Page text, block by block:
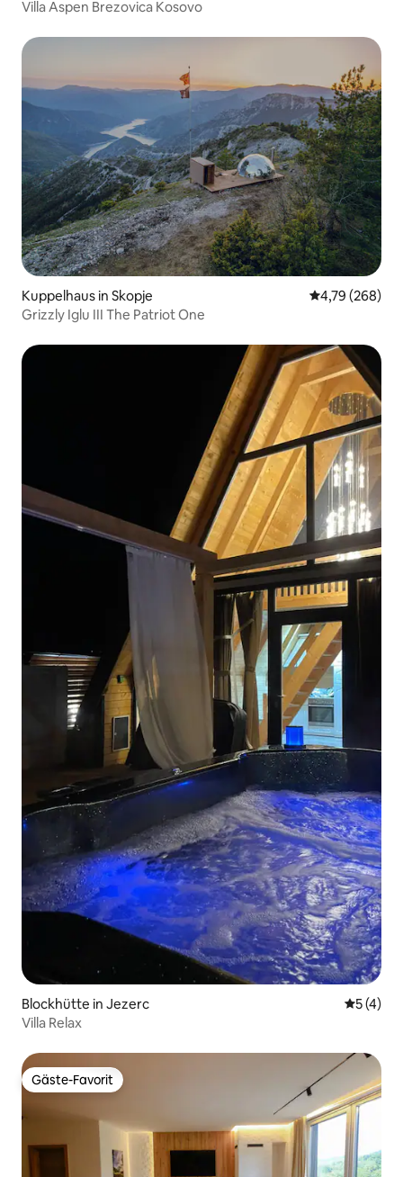
Villa Aspen Brezovica Kosovo
Kuppelhaus in Skopje
4,79 (268)
Grizzly Iglu III The Patriot One
Blockhütte in Jezerc
5 (4)
Villa Relax
Gäste-Favorit
Gäste-Favorit